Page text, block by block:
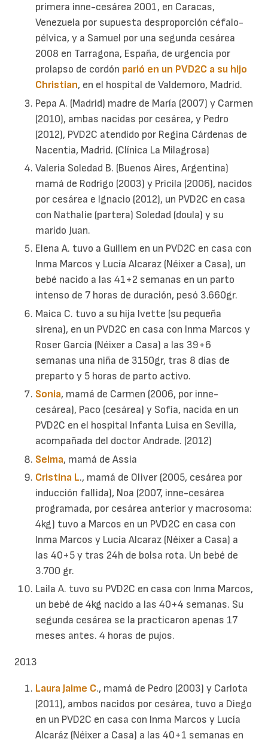
primera inne-cesárea 2001, en Caracas,
Venezuela por supuesta desproporción céfalo-
pélvica, y a Samuel por una segunda cesárea
2008 en Tarragona, España, de urgencia por
prolapso de cordón parió en un PVD2C a su hijo
Christian, en el hospital de Valdemoro, Madrid.
Pepa A. (Madrid) madre de María (2007) y Carmen
(2010), ambas nacidas por cesárea, y Pedro
(2012), PVD2C atendido por Regina Cárdenas de
Nacentia, Madrid. (Clínica La Milagrosa)
Valeria Soledad B. (Buenos Aires, Argentina)
mamá de Rodrigo (2003) y Pricila (2006), nacidos
por cesárea e Ignacio (2012), un PVD2C en casa
con Nathalie (partera) Soledad (doula) y su
marido Juan.
Elena A. tuvo a Guillem en un PVD2C en casa con
Inma Marcos y Lucía Alcaraz (Néixer a Casa), un
bebé nacido a las 41+2 semanas en un parto
intenso de 7 horas de duración, pesó 3.660gr.
Maica C. tuvo a su hija Ivette (su pequeña
sirena), en un PVD2C en casa con Inma Marcos y
Roser García (Néixer a Casa) a las 39+6
semanas una niña de 3150gr, tras 8 días de
preparto y 5 horas de parto activo.
Sonia, mamá de Carmen (2006, por inne-
cesárea), Paco (cesárea) y Sofía, nacida en un
PVD2C en el hospital Infanta Luisa en Sevilla,
acompañada del doctor Andrade. (2012)
Selma, mamá de Assia
Cristina L., mamá de Oliver (2005, cesárea por
inducción fallida), Noa (2007, inne-cesárea
programada, por cesárea anterior y macrosoma:
4kg) tuvo a Marcos en un PVD2C en casa con
Inma Marcos y Lucía Alcaraz (Néixer a Casa) a
las 40+5 y tras 24h de bolsa rota. Un bebé de
3.700 gr.
Laila A. tuvo su PVD2C en casa con Inma Marcos,
un bebé de 4kg nacido a las 40+4 semanas. Su
segunda cesárea se la practicaron apenas 17
meses antes. 4 horas de pujos.
2013
Laura Jaime C., mamá de Pedro (2003) y Carlota
(2011), ambos nacidos por cesárea, tuvo a Diego
en un PVD2C en casa con Inma Marcos y Lucía
Alcaráz (Néixer a Casa) a las 40+1 semanas en